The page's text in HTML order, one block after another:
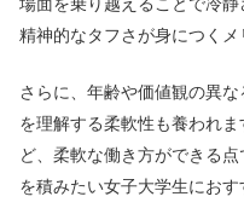
場面を乗り越えることで冷
精神的なタフさが身につくメ
さらに、年齢や価値観の異
を理解する柔軟性も養われ
ど、柔軟な働き方ができる
を積みたい女子大学生におす